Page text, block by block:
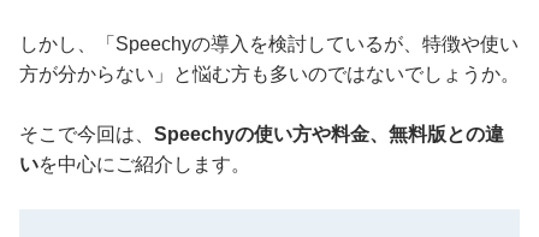
しかし、「Speechyの導入を検討しているが、特徴や使い
方が分からない」と悩む方も多いのではないでしょうか。
そこで今回は、 Speechyの使い方や料金、無料版との違
いを中心にご紹介します。